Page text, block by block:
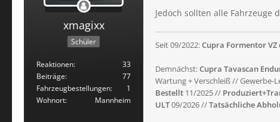
xmagixx
Schüler
Reaktionen
33
Beiträge
77
Fahrzeugbestellungen
1
Wohnort
Mannheim
Jedoch sollten alle Fahrzeuge
Seit 09/2022:Cupra Formentor VZ
Demnächst:Cupra Tavascan
Wartung + Verschleiß // Gewerbe-
Bestellt 11/2025 //
ULT09/2026 //Tatsächliche